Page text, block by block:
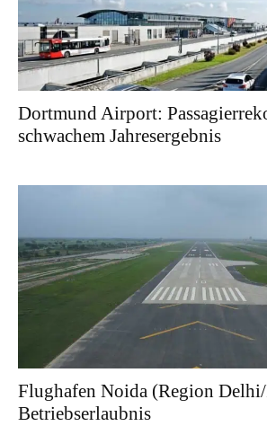
Dortmund Airport:
schwachem Jahresergebnis
Flughafen Noida (Region
Betriebserlaubnis